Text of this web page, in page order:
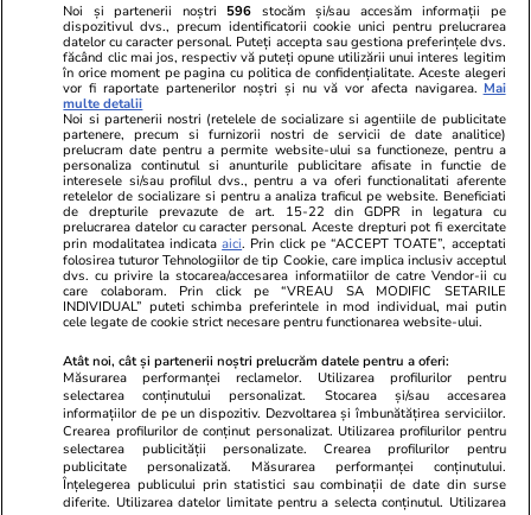
Viva.ro
"Nici acum nu îi știu bine. Nu îi știu familia".
A tăcut luni întregi, dar acum Gina Matache a
spus adevărul despre relația cu ginerele ei,
Radu Siffr...
Unica.ro
Nu și ei! S-au
căsnicie! Cei doi
secret. Nimeni
motiv al
© 2026 Ringier Romania. Toate drepturile rezervate
Noi și partenerii noștri 596 stocăm și/sau accesăm informații pe
dispozitivul dvs., precum identificatorii cookie unici pentru prelucrarea
datelor cu caracter personal. Puteți accepta sau gestiona preferințele dvs.
făcând clic mai jos, respectiv vă puteți opune utilizării unui interes legitim
în orice moment pe pagina cu politica de confidențialitate. Aceste alegeri
vor fi raportate partenerilor noștri și nu vă vor afecta navigarea. Mai
multe detalii
Noi si partenerii nostri (retelele de socializare si agentiile de publicitate
partenere, precum si furnizorii nostri de servicii de date analitice)
prelucram date pentru a permite website-ului sa functioneze, pentru a
personaliza continutul si anunturile publicitare afisate in functie de
interesele si/sau profilul dvs., pentru a va oferi functionalitati aferente
retelelor de socializare si pentru a analiza traficul pe website. Beneficiati
de drepturile prevazute de art. 15-22 din GDPR in legatura cu
prelucrarea datelor cu caracter personal. Aceste drepturi pot fi exercitate
prin modalitatea indicataaici. Prin click pe “ACCEPT TOATE”, acceptati
folosirea tuturor Tehnologiilor de tip Cookie, care implica inclusiv acceptul
dvs. cu privire la stocarea/accesarea informatiilor de catre Vendor-ii cu
care colaboram. Prin click pe “VREAU SA MODIFIC SETARILE
INDIVIDUAL” puteti schimba preferintele in mod individual, mai putin
cele legate de cookie strict necesare pentru functionarea website-ului.
Atât noi, cât și partenerii noștri prelucrăm datele pentru a oferi:
Măsurarea performanței reclamelor. Utilizarea profilurilor pentru
selectarea conținutului personalizat. Stocarea și/sau accesarea
informațiilor de pe un dispozitiv. Dezvoltarea și îmbunătățirea serviciilor.
Crearea profilurilor de conținut personalizat. Utilizarea profilurilor pentru
selectarea publicității personalizate. Crearea profilurilor pentru
publicitate personalizată. Măsurarea performanței conținutului.
Înțelegerea publicului prin statistici sau combinații de date din surse
diferite. Utilizarea datelor limitate pentru a selecta conținutul. Utilizarea